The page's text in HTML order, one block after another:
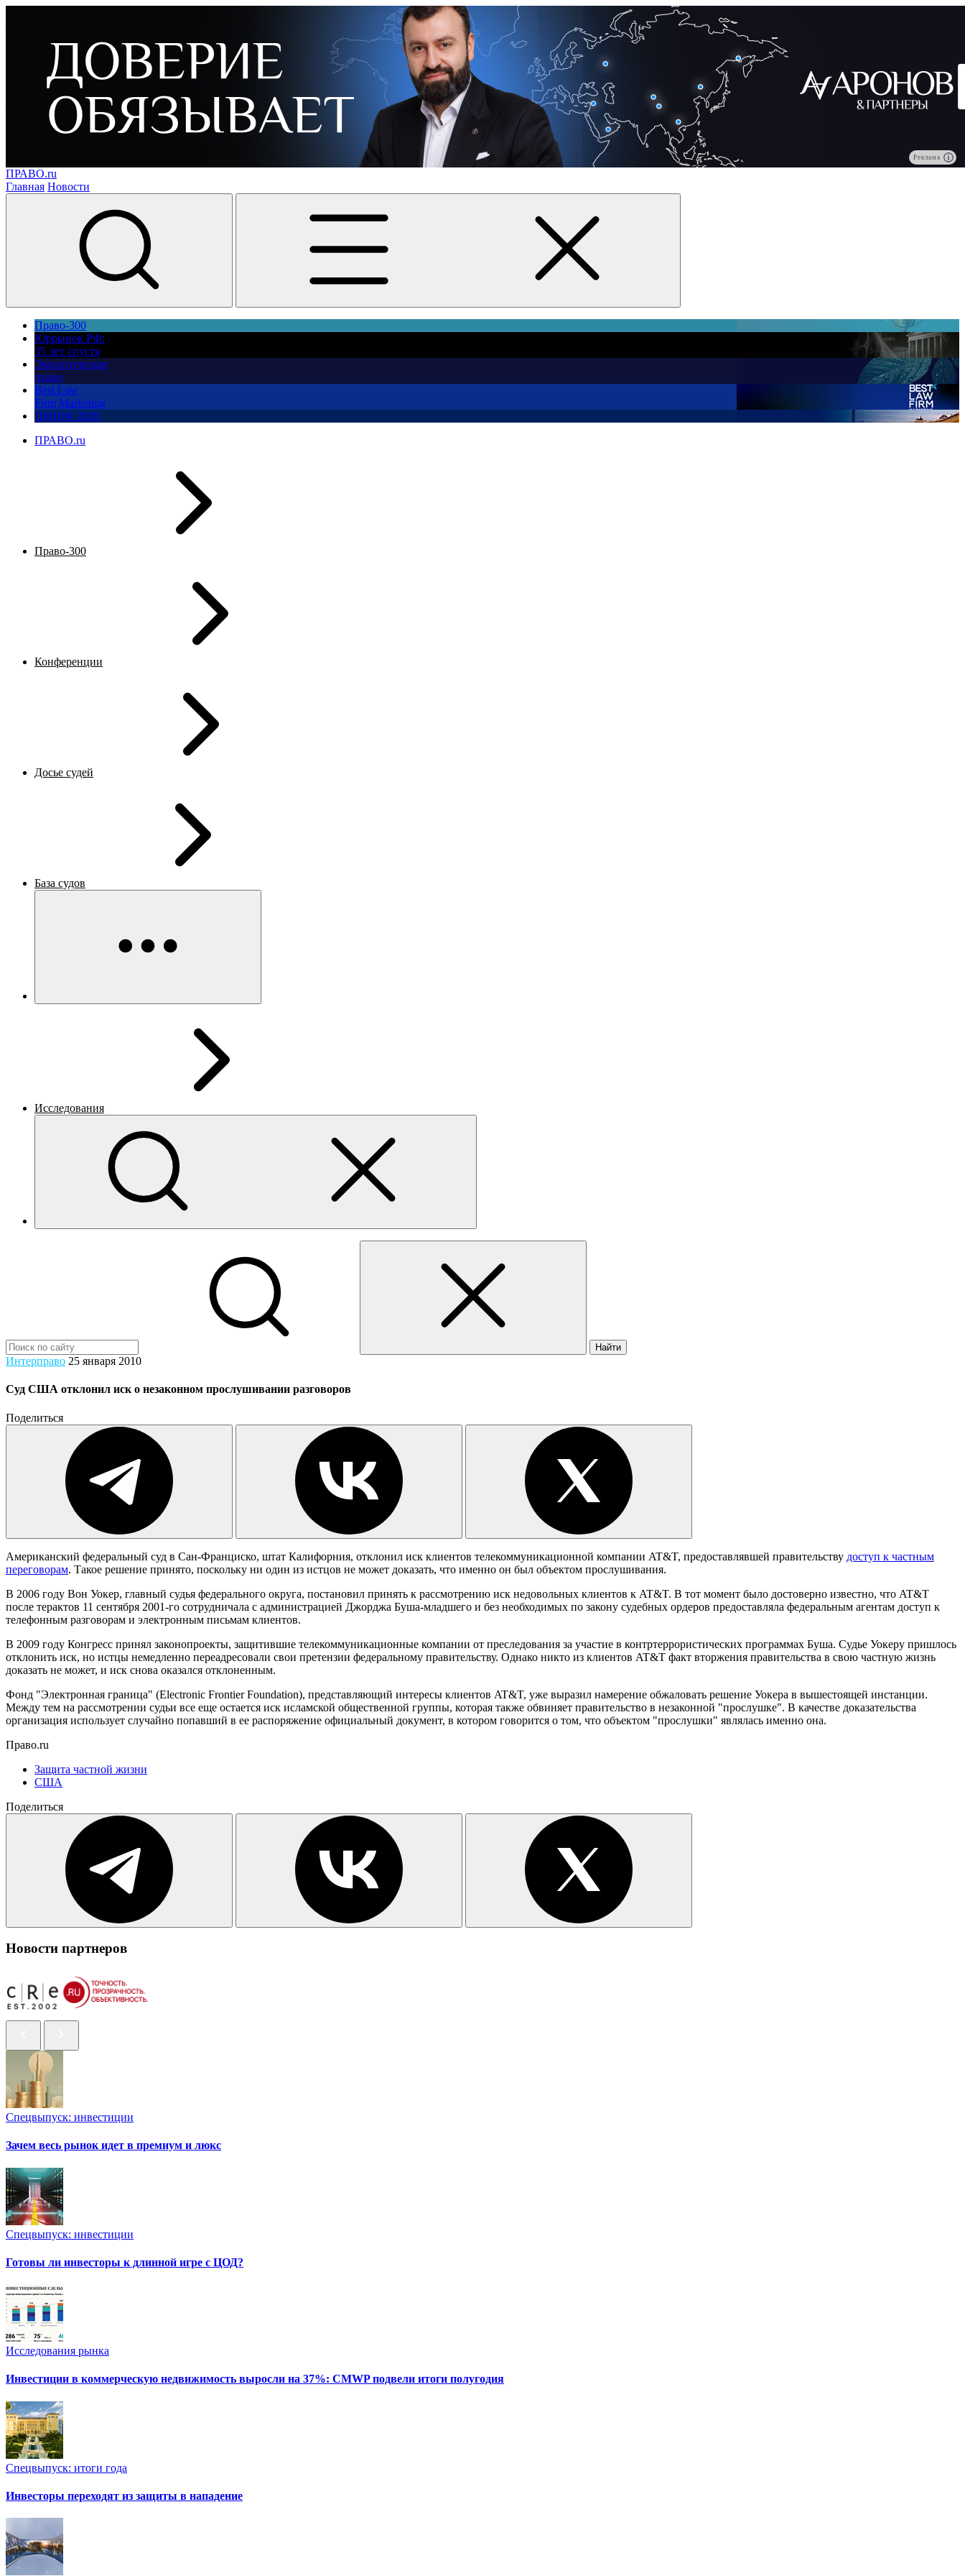
Реклама
ПРАВО.ru
Главная Новости
Право-300
Юррынок РФ:
35 лет спустя
Экологическое
право
Best Law
Firm Marketing
ПМЮФ 2026
ПРАВО.ru
Право-300
Конференции
Досье судей
База судов
Исследования
Найти
Интерправо 25 января 2010
Суд США отклонил иск о незаконном прослушивании разговоров
Поделиться
Американский федеральный суд в Сан-Франциско, штат Калифорния, отклонил иск клиентов телекоммуникационной компании AT&T, предоставлявшей правительству доступ к частным
переговорам. Такое решение принято, поскольку ни один из истцов не может доказать, что именно он был объектом прослушивания.
В 2006 году Вон Уокер, главный судья федерального округа, постановил принять к рассмотрению иск недовольных клиентов к AT&T. В тот момент было достоверно известно, что AT&T
после терактов 11 сентября 2001-го сотрудничала с администрацией Джорджа Буша-младшего и без необходимых по закону судебных ордеров предоставляла федеральным агентам доступ к
телефонным разговорам и электронным письмам клиентов.
В 2009 году Конгресс принял законопроекты, защитившие телекоммуникационные компании от преследования за участие в контртеррористических программах Буша. Судье Уокеру пришлось
отклонить иск, но истцы немедленно переадресовали свои претензии федеральному правительству. Однако никто из клиентов AT&T факт вторжения правительства в свою частную жизнь
доказать не может, и иск снова оказался отклоненным.
Фонд "Электронная граница" (Electronic Frontier Foundation), представляющий интересы клиентов AT&T, уже выразил намерение обжаловать решение Уокера в вышестоящей инстанции.
Между тем на рассмотрении судьи все еще остается иск исламской общественной группы, которая также обвиняет правительство в незаконной "прослушке". В качестве доказательства
организация использует случайно попавший в ее распоряжение официальный документ, в котором говорится о том, что объектом "прослушки" являлась именно она.
Право.ru
Защита частной жизни
США
Поделиться
Новости партнеров
Спецвыпуск: инвестиции
Зачем весь рынок идет в премиум и люкс
Спецвыпуск: инвестиции
Готовы ли инвесторы к длинной игре с ЦОД?
Исследования рынка
Инвестиции в коммерческую недвижимость выросли на 37%: CMWP подвели итоги полугодия
Спецвыпуск: итоги года
Инвесторы переходят из защиты в нападение